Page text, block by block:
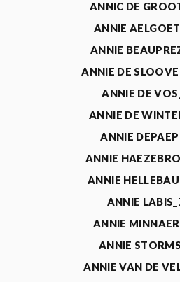
ANNIC DE
ANNIE
ANNIE
ANNIE DE
ANNIE DE
ANNIE DE
ANNIE
ANNIE
ANNIE
ANNIE
ANNIE
ANNIE
ANNIE VAN DE